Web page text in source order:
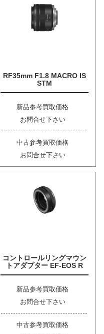
RF35mm F1.8 MACRO IS
STM
新品参考買取価格
お問合せ下さい
中古参考買取価格
お問合せ下さい
コントロールリングマウン
トアダプター EF-EOS R
新品参考買取価格
お問合せ下さい
中古参考買取価格